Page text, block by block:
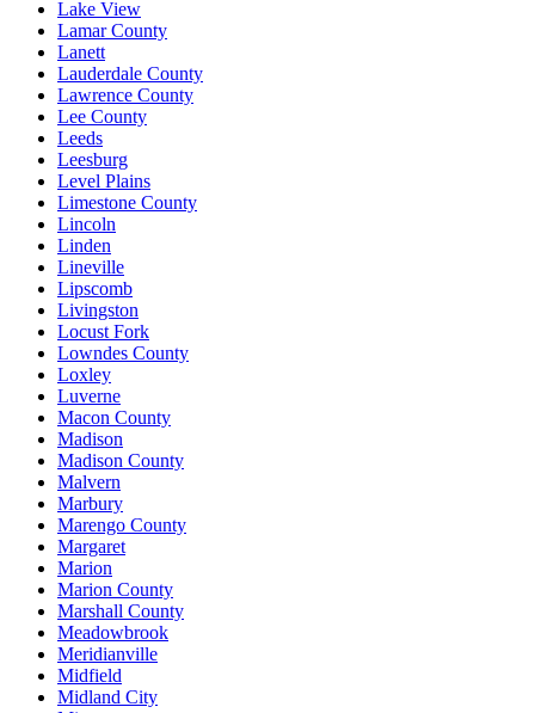
Lake View
Lamar County
Lanett
Lauderdale County
Lawrence County
Lee County
Leeds
Leesburg
Level Plains
Limestone County
Lincoln
Linden
Lineville
Lipscomb
Livingston
Locust Fork
Lowndes County
Loxley
Luverne
Macon County
Madison
Madison County
Malvern
Marbury
Marengo County
Margaret
Marion
Marion County
Marshall County
Meadowbrook
Meridianville
Midfield
Midland City